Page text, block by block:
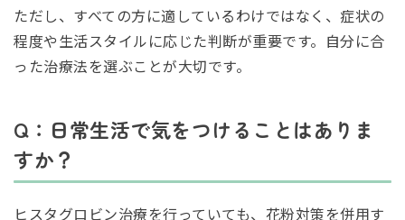
ただし、すべての方に適しているわけではなく、症状の
程度や生活スタイルに応じた判断が重要です。自分に合
った治療法を選ぶことが大切です。
Q：日常生活で気をつけることはありま
すか？
ヒスタグロビン治療を行っていても、花粉対策を併用す